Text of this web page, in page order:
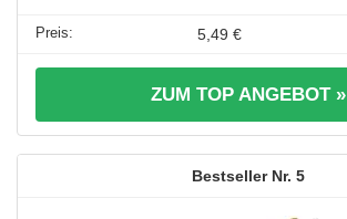
5,49 €
ZUM TOP ANGEBOT »
5